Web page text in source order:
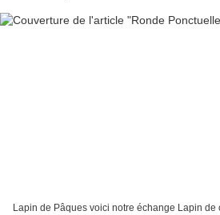
Lapin de Pâques voici notre échange Lapin